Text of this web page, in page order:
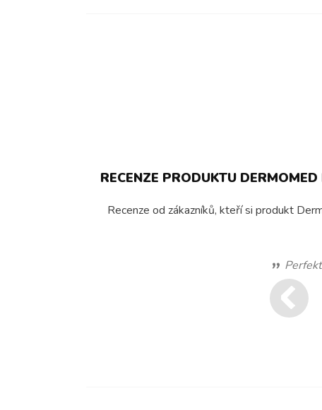
RECENZE PRODUKTU
Recenze od zákazníků, kteří si produkt